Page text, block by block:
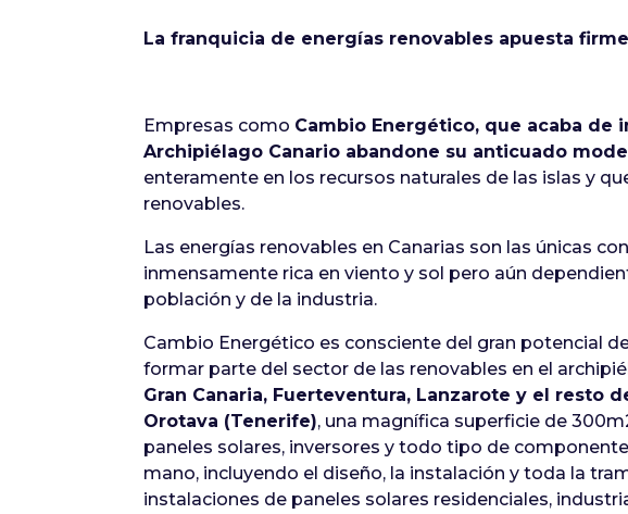
La franquicia de energías renovables apuesta
Empresas como Cambio Energético, que acaba de
Archipiélago Canario abandone su anticuado
enteramente en los recursos naturales de las islas y
renovables.
Las energías renovables en Canarias son las únicas
inmensamente rica en viento y sol pero aún
población y de la industria.
Cambio Energético es consciente del gran potencial
formar parte del sector de las renovables en el
Gran Canaria, Fuerteventura, Lanzarote y el resto
Orotava (Tenerife), una magnífica superficie de
paneles solares, inversores y todo tipo de
mano, incluyendo el diseño, la instalación y toda la
instalaciones de paneles solares residenciales,